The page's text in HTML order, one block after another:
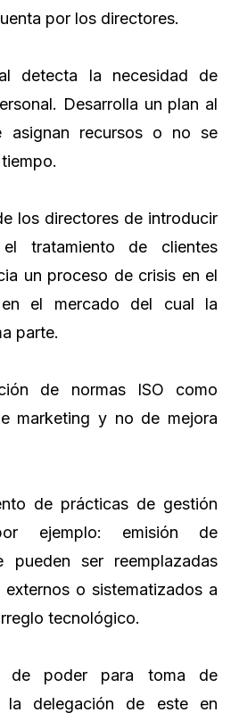
por los directores.
detecta la necesidad de
Desarrolla un plan al
asignan recursos o no se
los directores de introducir
tratamiento de clientes
un proceso de crisis en el
el mercado del cual la
parte.
de normas ISO como
marketing y no de mejora
de prácticas de gestión
ejemplo: emisión de
pueden ser reemplazadas
o sistematizados a
tecnológico.
de poder para toma de
la delegación de este en